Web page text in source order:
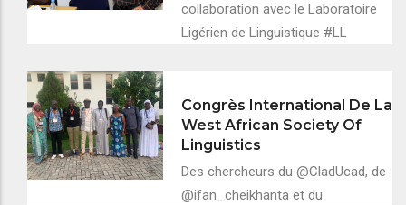
collaboration avec le Laboratoire
Ligérien de Linguistique #LL
Congrès International De La
West African Society Of
Linguistics
Des chercheurs du @CladUcad, de
@ifan_cheikhanta et du